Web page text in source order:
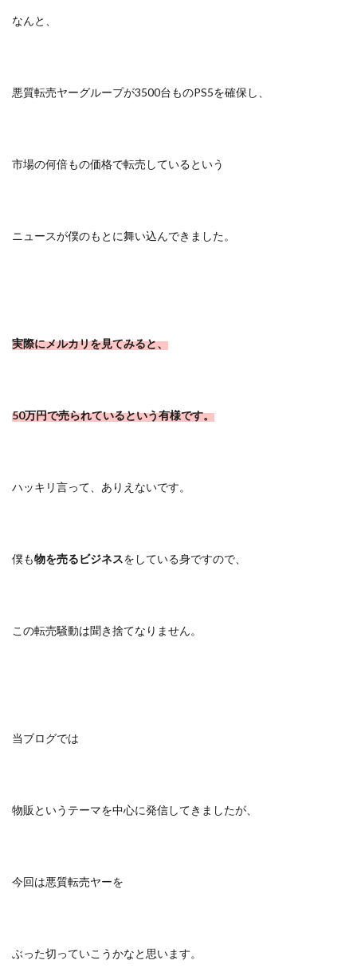
なんと、
悪質転売ヤーグループが3500台ものPS5を確保し、
市場の何倍もの価格で転売しているという
ニュースが僕のもとに舞い込んできました。
実際にメルカリを見てみると、
50万円で売られているという有様です。
ハッキリ言って、ありえないです。
僕も物を売るビジネスをしている身ですので、
この転売騒動は聞き捨てなりません。
当ブログでは
物販というテーマを中心に発信してきましたが、
今回は悪質転売ヤーを
ぶった切っていこうかなと思います。